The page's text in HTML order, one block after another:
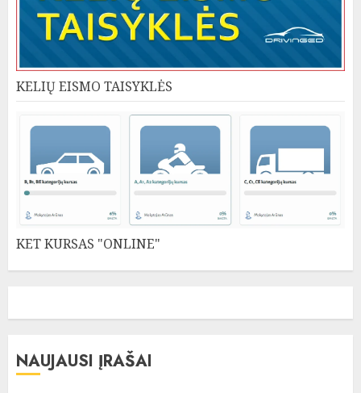
KELIŲ EISMO TAISYKLĖS
KET KURSAS "ONLINE"
NAUJAUSI ĮRAŠAI